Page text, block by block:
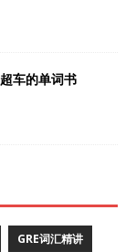
车的单词书
GRE词汇精讲